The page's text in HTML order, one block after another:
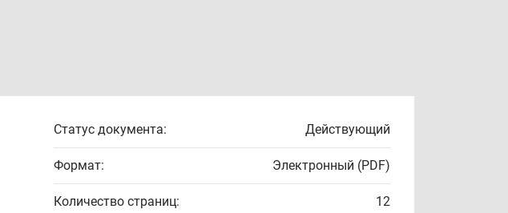
Статус документа: Действующий
Формат: Электронный (PDF)
Количество страниц: 12